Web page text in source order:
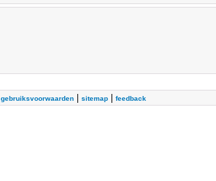
gebruiksvoorwaarden| sitemap| feedback